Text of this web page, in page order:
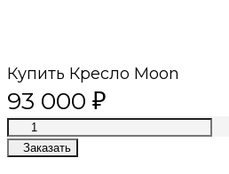
Купить Кресло Moon
93 000 ₽
Заказать